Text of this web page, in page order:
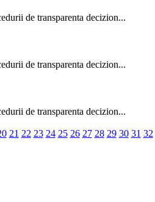
de transparenta decizion...
de transparenta decizion...
de transparenta decizion...
21 22 23 24 25 26 27 28 29 30 31 32